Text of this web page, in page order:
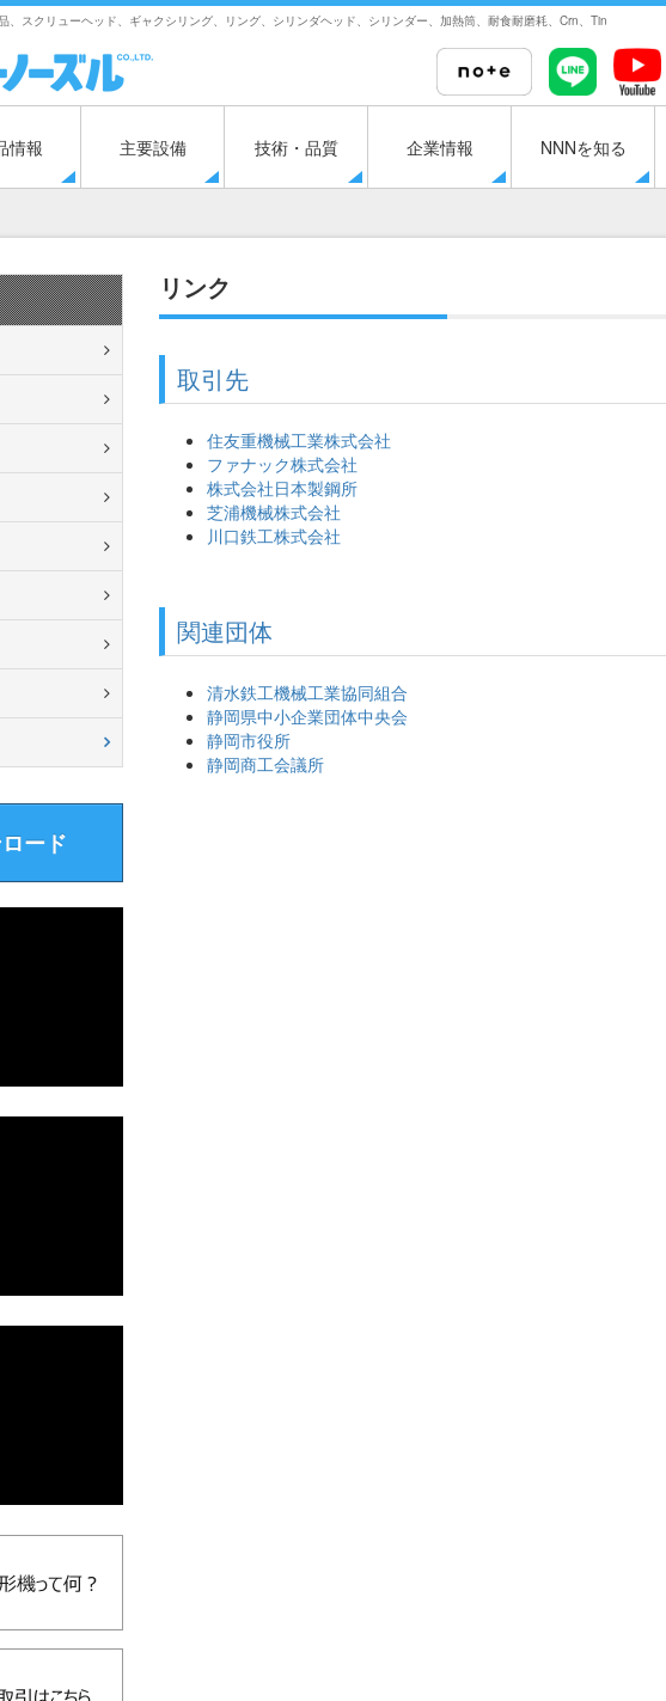
、スクリューヘッド、ギャクシリング、リング、シリンダヘッド、シリンダー、加熱筒、耐食耐磨耗、Crn、Tin
情報 主要設備 技術・品質 企業情報 NNNを知る
リンク
取引先
住友重機械工業株式会社
ファナック株式会社
株式会社日本製鋼所
芝浦機械株式会社
川口鉄工株式会社
関連団体
清水鉄工機械工業協同組合
静岡県中小企業団体中央会
静岡市役所
静岡商工会議所
ード